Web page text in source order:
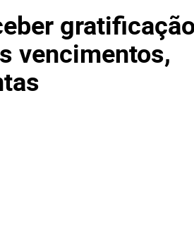
vencimentos,